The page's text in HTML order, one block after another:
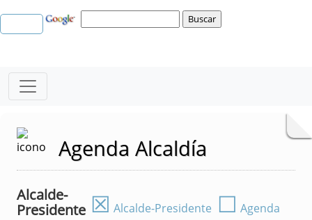
Agenda Alcaldía
Alcalde-
Presidente ☒ Alcalde-Presidente ☐ Agenda